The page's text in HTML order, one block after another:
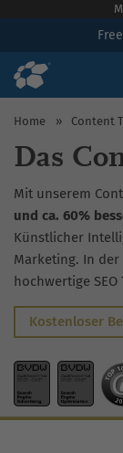
Home » Content
Das
Mit unserem
und ca. 60%
Künstlicher
Marketing. In
hochwertige
Kostenloser